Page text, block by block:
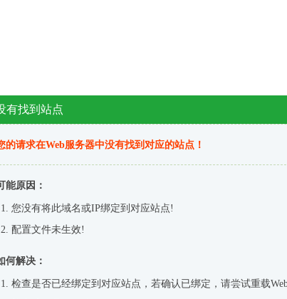
有找到站点
的请求在Web服务器中没有找到对应的站点！
能原因：
您没有将此域名或IP绑定到对应站点!
配置文件未生效!
何解决：
检查是否已经绑定到对应站点，若确认已绑定，请尝试重载Web